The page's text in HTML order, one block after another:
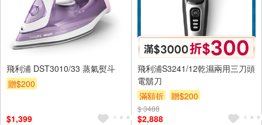
飛利浦 DST3010/33 蒸氣熨斗
贈$200
$1,399
飛利浦S3241/12乾濕兩用三刀頭
電鬍刀
滿額折
贈$200
$ 3488
$2,888